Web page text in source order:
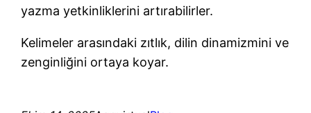
yazma yetkinliklerini artırabilirler.
Kelimeler arasındaki zıtlık, dilin dinamizmini ve
zenginliğini ortaya koyar.